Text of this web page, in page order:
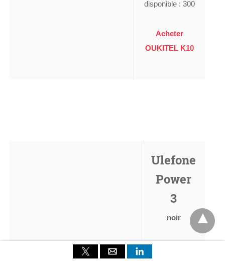
disponible : 300
Acheter
OUKITEL K10
Ulefone
Power
3
noir